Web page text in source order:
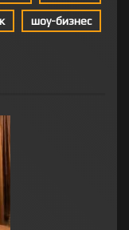
шоу-бизнес